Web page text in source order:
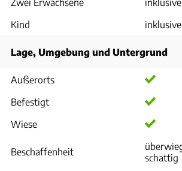
Kind
inklusive
Lage, Umgebung und Untergrund
Außerorts
Befestigt
Wiese
Beschaffenheit
schattig